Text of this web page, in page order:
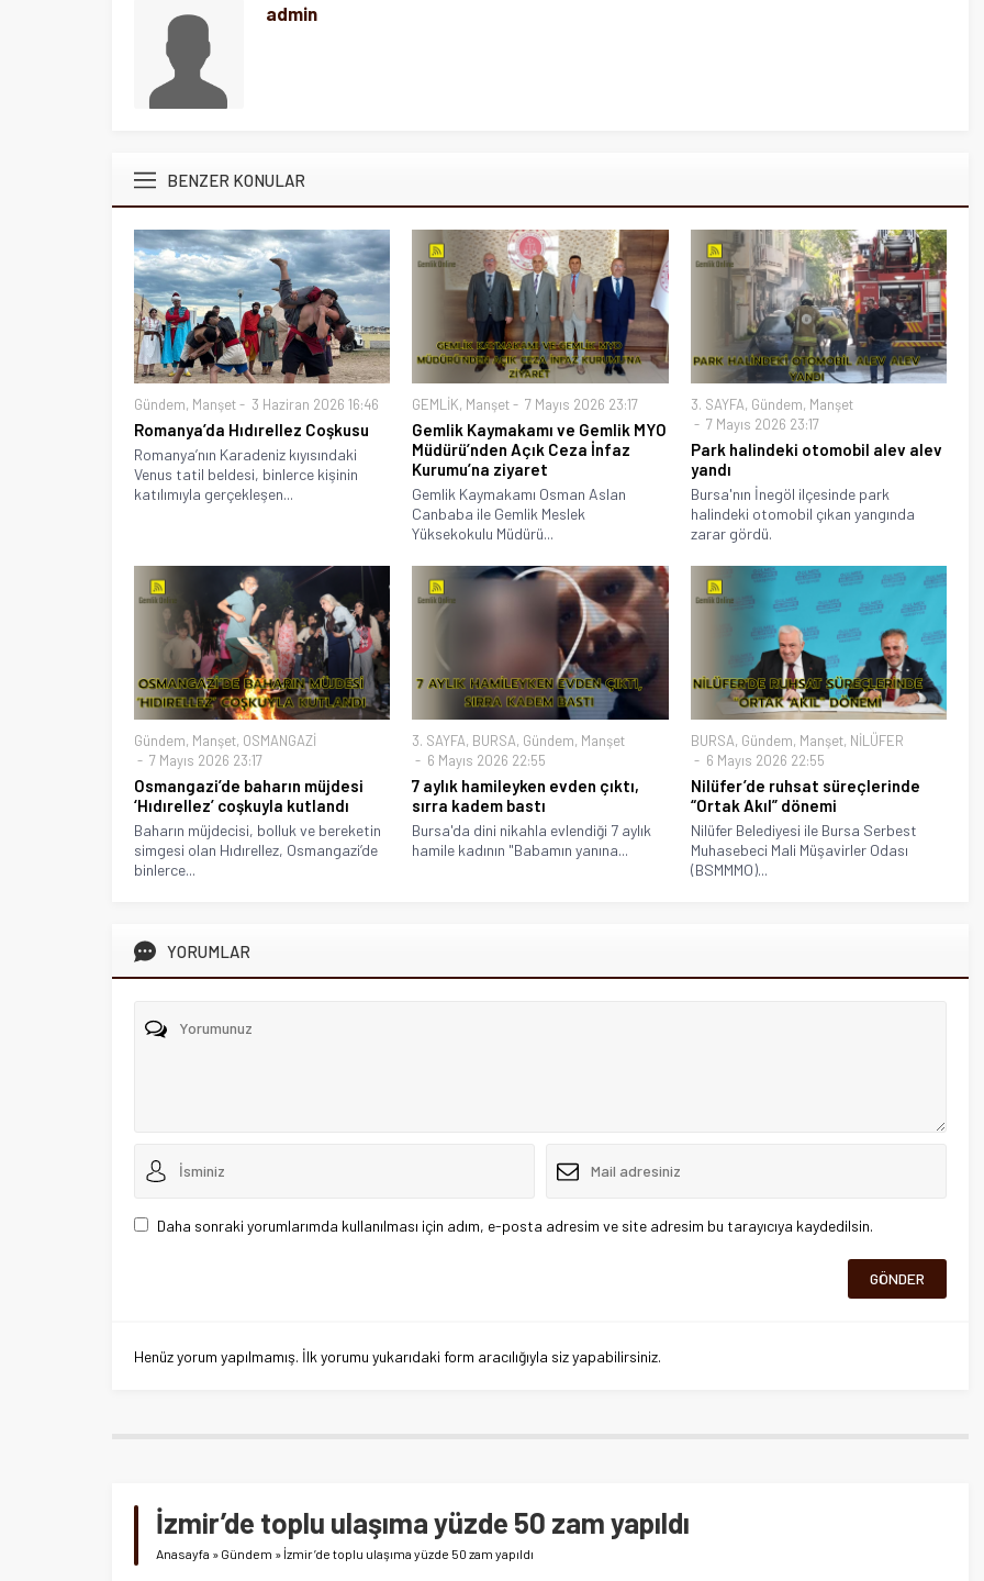
admin
BENZER KONULAR
Gündem, Manşet 3 Haziran 2026 16:46
Romanya’da Hıdırellez Coşkusu
Romanya’nın Karadeniz kıyısındaki
Venus tatil beldesi, binlerce kişinin
katılımıyla gerçekleşen...
GEMLİK, Manşet 7 Mayıs 2026 23:17
Gemlik Kaymakamı ve Gemlik MYO
Müdürü’nden Açık Ceza İnfaz
Kurumu’na ziyaret
Gemlik Kaymakamı Osman Aslan
Canbaba ile Gemlik Meslek
Yüksekokulu Müdürü...
3. SAYFA, Gündem, Manşet
7 Mayıs 2026 23:17
Park halindeki otomobil alev alev
yandı
Bursa'nın İnegöl ilçesinde park
halindeki otomobil çıkan yangında
zarar gördü.
Gündem, Manşet, OSMANGAZİ
7 Mayıs 2026 23:17
Osmangazi’de baharın müjdesi
‘Hıdırellez’ coşkuyla kutlandı
Baharın müjdecisi, bolluk ve bereketin
simgesi olan Hıdırellez, Osmangazi’de
binlerce...
3. SAYFA, BURSA, Gündem, Manşet
6 Mayıs 2026 22:55
7 aylık hamileyken evden çıktı,
sırra kadem bastı
Bursa'da dini nikahla evlendiği 7 aylık
hamile kadının "Babamın yanına...
BURSA, Gündem, Manşet, NİLÜFER
6 Mayıs 2026 22:55
Nilüfer’de ruhsat süreçlerinde
“Ortak Akıl” dönemi
Nilüfer Belediyesi ile Bursa Serbest
Muhasebeci Mali Müşavirler Odası
(BSMMMO)...
YORUMLAR
Daha sonraki yorumlarımda kullanılması için adım, e-posta adresim ve site adresim bu tarayıcıya kaydedilsin.
Henüz yorum yapılmamış. İlk yorumu yukarıdaki form aracılığıyla siz yapabilirsiniz.
İzmir’de toplu ulaşıma yüzde 50 zam yapıldı
Anasayfa » Gündem » İzmir’de toplu ulaşıma yüzde 50 zam yapıldı